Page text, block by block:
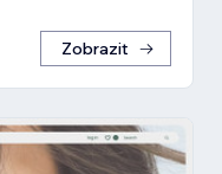
Zobrazit